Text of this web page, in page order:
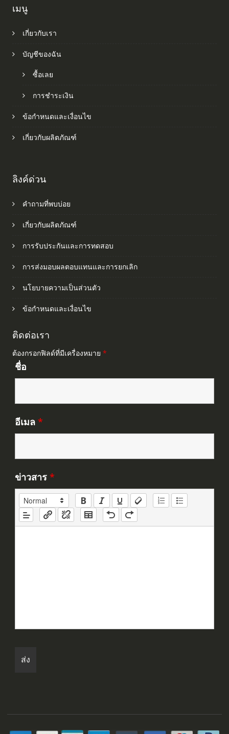
เมนู
เกี่ยวกับเรา
บัญชีของฉัน
ซื้อเลย
การชำระเงิน
ข้อกำหนดและเงื่อนไข
เกี่ยวกับผลิตภัณฑ์
ลิงค์ด่วน
คำถามที่พบบ่อย
เกี่ยวกับผลิตภัณฑ์
การรับประกันและการทดสอบ
การส่งมอบผลตอบแทนและการยกเลิก
นโยบายความเป็นส่วนตัว
ข้อกำหนดและเงื่อนไข
ติดต่อเรา
ต้องกรอกฟิลด์ที่มีเครื่องหมาย *
ชื่อ
อีเมล *
ข่าวสาร *